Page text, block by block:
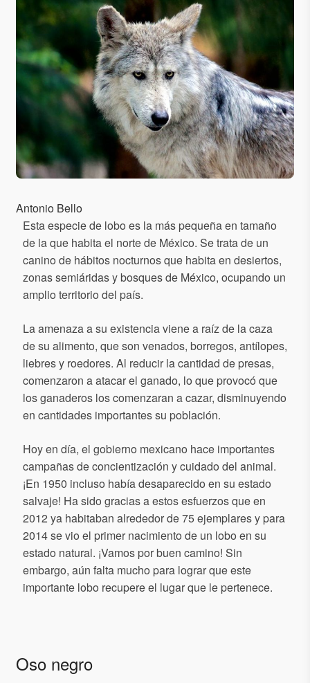
Antonio Bello
Esta especie de lobo es la más pequeña en tamaño
de la que habita el norte de México. Se trata de un
canino de hábitos nocturnos que habita en desiertos,
zonas semiáridas y bosques de México, ocupando un
amplio territorio del país.
La amenaza a su existencia viene a raíz de la caza
de su alimento, que son venados, borregos, antílopes,
liebres y roedores. Al reducir la cantidad de presas,
comenzaron a atacar el ganado, lo que provocó que
los ganaderos los comenzaran a cazar, disminuyendo
en cantidades importantes su población.
Hoy en día, el gobierno mexicano hace importantes
campañas de concientización y cuidado del animal.
¡En 1950 incluso había desaparecido en su estado
salvaje! Ha sido gracias a estos esfuerzos que en
2012 ya habitaban alrededor de 75 ejemplares y para
2014 se vio el primer nacimiento de un lobo en su
estado natural. ¡Vamos por buen camino! Sin
embargo, aún falta mucho para lograr que este
importante lobo recupere el lugar que le pertenece.
Oso negro